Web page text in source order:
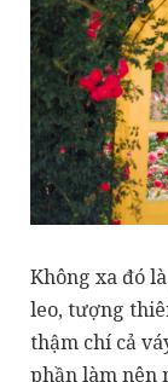
Không xa đó
leo, tượng
thậm chí cả
phần làm nên